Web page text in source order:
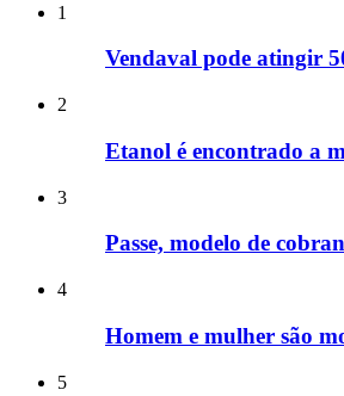
1
Vendaval pode atingir
2
Etanol é encontrado a
3
Passe, modelo de
4
Homem e mulher são
5